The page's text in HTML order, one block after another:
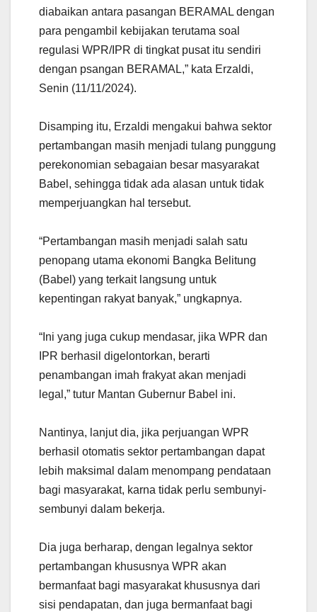
diabaikan antara pasangan BERAMAL dengan
para pengambil kebijakan terutama soal
regulasi WPR/IPR di tingkat pusat itu sendiri
dengan psangan BERAMAL,” kata Erzaldi,
Senin (11/11/2024).
Disamping itu, Erzaldi mengakui bahwa sektor
pertambangan masih menjadi tulang punggung
perekonomian sebagaian besar masyarakat
Babel, sehingga tidak ada alasan untuk tidak
memperjuangkan hal tersebut.
“Pertambangan masih menjadi salah satu
penopang utama ekonomi Bangka Belitung
(Babel) yang terkait langsung untuk
kepentingan rakyat banyak,” ungkapnya.
“Ini yang juga cukup mendasar, jika WPR dan
IPR berhasil digelontorkan, berarti
penambangan imah frakyat akan menjadi
legal,” tutur Mantan Gubernur Babel ini.
Nantinya, lanjut dia, jika perjuangan WPR
berhasil otomatis sektor pertambangan dapat
lebih maksimal dalam menompang pendataan
bagi masyarakat, karna tidak perlu sembunyi-
sembunyi dalam bekerja.
Dia juga berharap, dengan legalnya sektor
pertambangan khususnya WPR akan
bermanfaat bagi masyarakat khususnya dari
sisi pendapatan, dan juga bermanfaat bagi